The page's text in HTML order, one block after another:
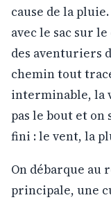
cause de la
avec le sac sur
des aventuriers
chemin tout
interminable, la
pas le bout et on
fini : le vent, la
On débarque au
principale, une